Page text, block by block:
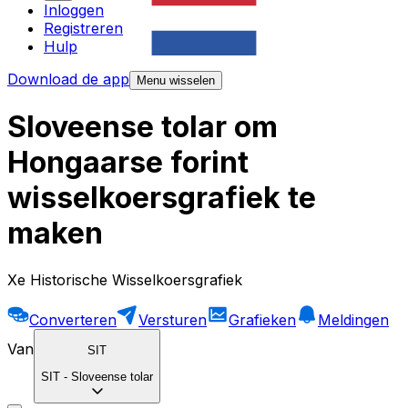
Inloggen
Registreren
Hulp
Download de app
Menu wisselen
Sloveense tolar om
Hongaarse forint
wisselkoersgrafiek te
maken
Xe Historische Wisselkoersgrafiek
Converteren Versturen Grafieken
Meldingen
Van
SIT
SIT - Sloveense tolar